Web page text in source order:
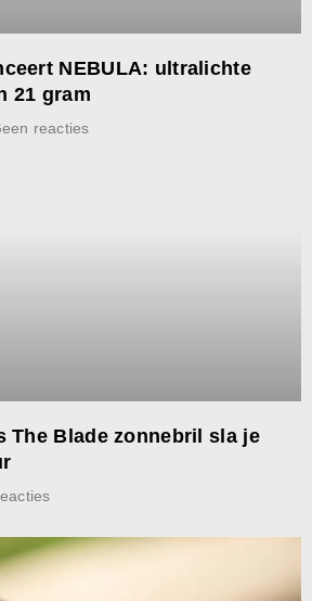
NEBULA: ultralichte
21 gram
reacties
The Blade zonnebril sla je